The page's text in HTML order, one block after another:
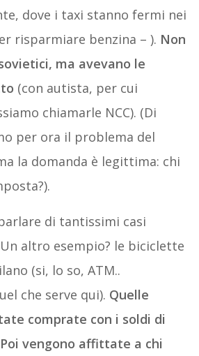
dove i taxi stanno fermi nei
risparmiare benzina – ). Non
ma avevano le
(con autista, per cui
chiamarle NCC). (Di
per ora il problema del
la domanda è legittima: chi
di tantissimi casi
altro esempio? le biciclette
(si, lo so, ATM..
che serve qui). Quelle
comprate con i soldi di
vengono affittate a chi